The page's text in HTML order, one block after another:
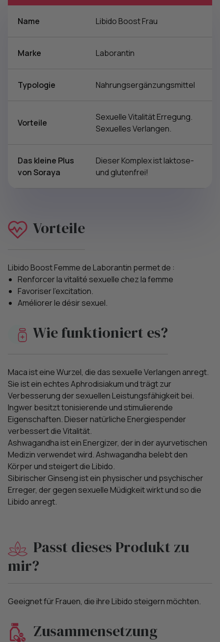
Name Libido Boost Frau
Marke Laborantin
Typologie Nahrungsergänzungsmittel
Vorteile
Sexuelle Vitalität Erregung.
Sexuelles Verlangen.
Das kleine Plus
von Soraya
Dieser Komplex ist laktose-
und glutenfrei!
Vorteile
Libido Boost Femme de Laborantin permet de :
Renforcer la vitalité sexuelle chez la femme
Favoriser l'excitation.
Améliorer le désir sexuel.
Wie funktioniert es?
Maca ist eine Wurzel, die das sexuelle Verlangen anregt.
Sie ist ein echtes Aphrodisiakum und trägt zur
Verbesserung der sexuellen Leistungsfähigkeit bei.
Ingwer besitzt tonisierende und stimulierende
Eigenschaften. Dieser natürliche Energiespender
verbessert die Vitalität.
Ashwagandha ist ein Energizer, der in der ayurvetischen
Medizin verwendet wird. Ashwagandha belebt den
Körper und steigert die Libido.
Sibirischer Ginseng ist ein physischer und psychischer
Erreger, der gegen sexuelle Müdigkeit wirkt und so die
Libido anregt.
Passt dieses Produkt zu
mir?
Geeignet für Frauen, die ihre Libido steigern möchten.
Zusammensetzung